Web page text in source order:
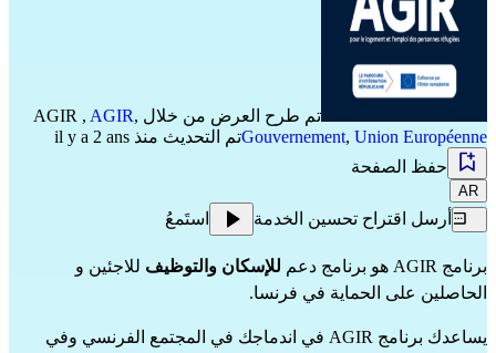
تم طرح العرض من خلال AGIR , AGIR,
Gouvernement, Union Européenne
تم التحديث منذ il y a 2 ans
حفظ الصفحة
AR
أرسل اقتراح تحسين الخدمة استَمعُ
برنامج AGIR هو برنامج دعم للإسكان والتوظيف للاجئين و
الحاصلين على الحماية في فرنسا.
يساعدك برنامج AGIR في اندماجك في المجتمع الفرنسي وفي